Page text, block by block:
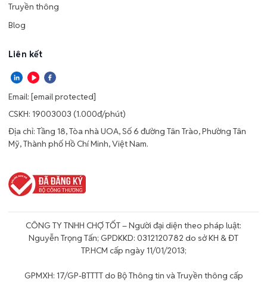
Truyền thông
Blog
Liên kết
Email: [email protected]
CSKH: 19003003 (1.000đ/phút)
Địa chỉ: Tầng 18, Tòa nhà UOA, Số 6 đường Tân Trào, Phường Tân
Mỹ, Thành phố Hồ Chí Minh, Việt Nam.
CÔNG TY TNHH CHỢ TỐT – Người đại diện theo pháp luật:
Nguyễn Trọng Tấn; GPDKKD: 0312120782 do sở KH & ĐT
TP.HCM cấp ngày 11/01/2013;
GPMXH: 17/GP-BTTTT do Bộ Thông tin và Truyền thông cấp